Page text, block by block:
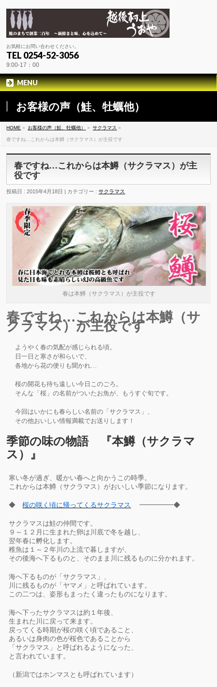
お気軽にお問い合わせください。
TEL 0254-52-3056
9:00-17：00
MENU
お客様の声（鮭、牡蠣他）
HOME » お客様の声（鮭、牡蠣他） » サクラマス »
春ですね…これからは本鱒（サクラマス）が主役です
春ですね…これからは本鱒（サクラマス）が主
役です
投稿日 : 2015年4月18日 | カテゴリー :サクラマス
春は本鱒（サクラマス）が主役です
春ですね…これからは本鱒（サ
クラマス）が主役です
ようやく春の気配が感じられる頃。
日一日と寒さが和らいで、
各地から花の便りも聞かれ…
桜の開花も待ち遠しい今日このごろ。
そんな「桜」の名前がついたお魚が、もうすぐ旬です。
今回はいかにも春らしい名前の「サクラマス」、
その他おいしい情報満載でお送りします！
季節の味の物語 『本鱒（サクラマ
ス）』
寒い冬が過ぎ、暖かい春へと向かうこの時季。
これからは本鱒（サクラマス）がおいしい季節になります。
◆桜の咲く頃に帰ってくるサクラマス ━━━━━◆
サクラマスは鮭の仲間です。
９～１２月に生まれた卵は川底で冬を越し、
翌年春に孵化します。
稚魚は１～２年川の上流で暮しますが、
その後海へ下るものと、そのまま川に残るものに分かれます。
海へ下るものが「サクラマス」、
川に残るものが「ヤマメ」と呼ばれています。
この二つは、姿形もまったく違ったものになります。
海へ下ったサクラマスは約１年後、
生まれた川に戻って来ます。
戻ってくる時期が桜の咲く頃であること、
あるいは身肉の色が桜色であることから
「サクラマス」と呼ばれるようになった、
と言われています。
（新潟ではホンマスとも呼ばれています）